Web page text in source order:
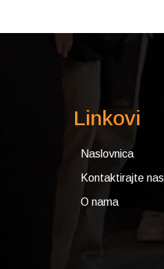
Linkovi
Naslovnica
Kontaktirajte nas
O nama